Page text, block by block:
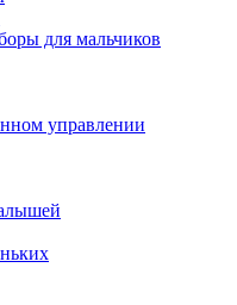
для мальчиков
управлении